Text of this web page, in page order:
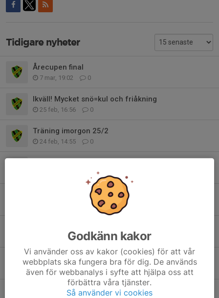
Tidigare nyheter
Årecupen final
7 mar, 19:02 0
Ikväll! Mycket snö=kul och friåkning
25 feb, 16:56 0
Träning imorgon 25/2
24 feb, 14:55 0
Årecupen imorgon 1/2.
0
25 jan, 09:01 0
Hamresvängen 25/1
24 jan, 12:11 2
Extra träning och tävlingar
Godkänn kakor
Vi använder oss av kakor (cookies) för att vår
webbplats ska fungera bra för dig. De används
även för webbanalys i syfte att hjälpa oss att
förbättra våra tjänster.
Så använder vi cookies